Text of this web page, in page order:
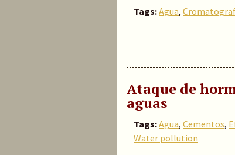
Tags:Agua,
Ataque de
aguas
Tags:Agua, Cementos,
Water pollution